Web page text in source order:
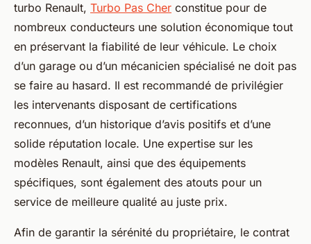
turbo Renault, Turbo Pas Cher constitue pour de
nombreux conducteurs une solution économique tout
en préservant la fiabilité de leur véhicule. Le choix
d’un garage ou d’un mécanicien spécialisé ne doit pas
se faire au hasard. Il est recommandé de privilégier
les intervenants disposant de certifications
reconnues, d’un historique d’avis positifs et d’une
solide réputation locale. Une expertise sur les
modèles Renault, ainsi que des équipements
spécifiques, sont également des atouts pour un
service de meilleure qualité au juste prix.
Afin de garantir la sérénité du propriétaire, le contrat